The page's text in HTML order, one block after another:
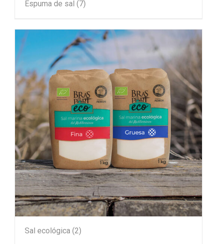
Espuma de sal (7)
Sal ecológica (2)